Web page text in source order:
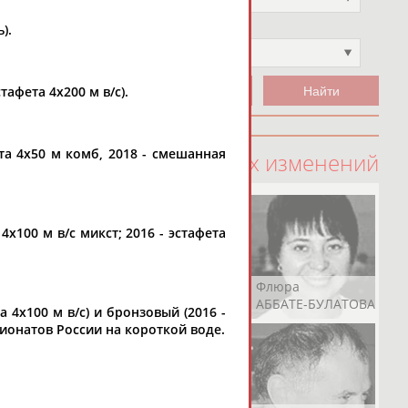
100 последних изменений
АБАШИДЗЕ
Флюра
АББАТЕ-БУЛАТОВА
4х200 м в/с).
4х50 м комб, 2018 - смешанная
м в/с микст; 2016 - эстафета
4х100 м в/с) и бронзовый (2016 -
России на короткой воде.